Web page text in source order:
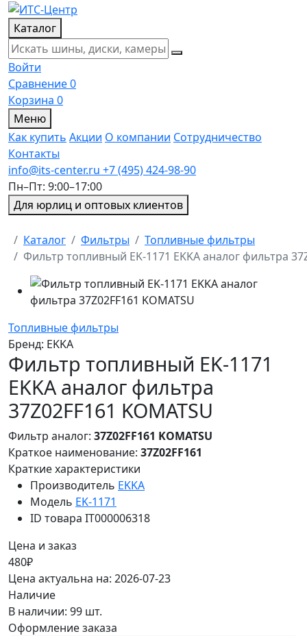
Каталог
Войти
Сравнение0
Корзина 0
Меню
Как купить Акции О компании Сотрудничество
Контакты
info@its-center.ru +7 (495) 424-98-90
Пн–Пт: 9:00–17:00
Для юрлиц и оптовых клиентов
Главная
Каталог Фильтры
Топливные фильтры
Фильтр топливный EK-1171 EKKA аналог фильтра
Топливные фильтры
Бренд: EKKA
Фильтр топливный EK-1171
EKKA аналог фильтра
37Z02FF161 KOMATSU
Фильтр аналог: 37Z02FF161 KOMATSU
Краткое наименование: 37Z02FF161
Краткие характеристики
Производитель EKKA
Модель EK-1171
ID товара IT000006318
Цена и заказ
480₽
Цена актуальна на: 2026-07-23
Наличие
В наличии: 99 шт.
Оформление заказа